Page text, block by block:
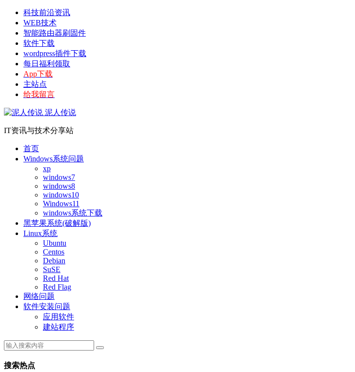
科技前沿资讯
WEB技术
智能路由器刷固件
软件下载
wordpress插件下载
每日福利领取
App下载
主站点
给我留言
泥人传说
IT资讯与技术分享站
首页
Windows系统问题
xp
windows7
windows8
windows10
Windows11
windows系统下载
黑苹果系统(破解版)
Linux系统
Ubuntu
Centos
Debian
SuSE
Red Hat
Red Flag
网络问题
软件安装问题
应用软件
建站程序
搜索热点